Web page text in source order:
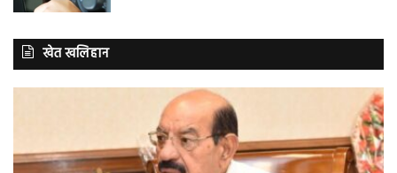
खेत खलिहान